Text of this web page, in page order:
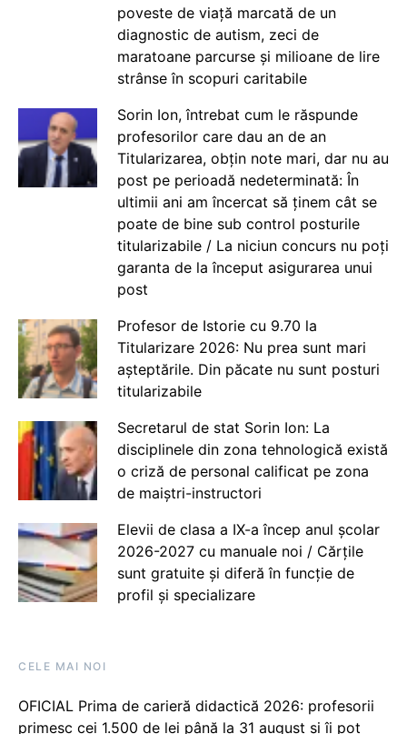
poveste de viață marcată de un
diagnostic de autism, zeci de
maratoane parcurse și milioane de lire
strânse în scopuri caritabile
Sorin Ion, întrebat cum le răspunde
profesorilor care dau an de an
Titularizarea, obțin note mari, dar nu au
post pe perioadă nedeterminată: În
ultimii ani am încercat să ținem cât se
poate de bine sub control posturile
titularizabile / La niciun concurs nu poți
garanta de la început asigurarea unui
post
Profesor de Istorie cu 9.70 la
Titularizare 2026: Nu prea sunt mari
așteptările. Din păcate nu sunt posturi
titularizabile
Secretarul de stat Sorin Ion: La
disciplinele din zona tehnologică există
o criză de personal calificat pe zona
de maiștri-instructori
Elevii de clasa a IX-a încep anul școlar
2026-2027 cu manuale noi / Cărțile
sunt gratuite și diferă în funcție de
profil și specializare
CELE MAI NOI
OFICIAL Prima de carieră didactică 2026: profesorii
primesc cei 1.500 de lei până la 31 august și îi pot